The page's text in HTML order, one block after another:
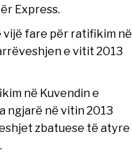
Express.
vijë fare për ratifikim në
e vitit 2013
në Kuvendin e
ngjarë në vitin 2013
zbatuese të atyre